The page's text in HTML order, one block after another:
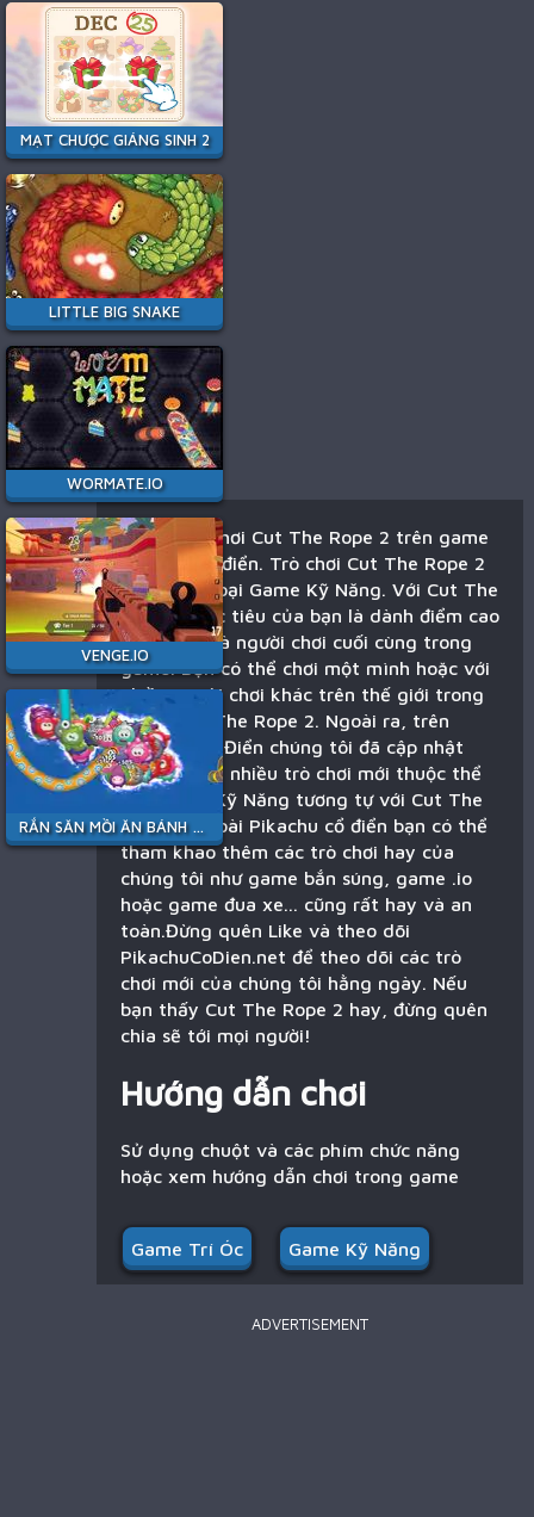
MẠT CHƯỢC GIÁNG SINH 2
LITTLE BIG SNAKE
WORMATE.IO
VENGE.IO
RẮN SĂN MỒI ĂN BÁNH KẸO
Bạn đang chơi Cut The Rope 2 trên game
Pikachu cổ điển. Trò chơi Cut The Rope 2
thuộc thể loại Game Kỹ Năng. Với Cut The
Rope 2 mục tiêu của bạn là dành điểm cao
nhất hoặc là người chơi cuối cùng trong
game. Bạn có thể chơi một mình hoặc với
nhiều người chơi khác trên thế giới trong
game Cut The Rope 2. Ngoài ra, trên
Pikachu Cổ Điển chúng tôi đã cập nhật
gần đây rất nhiều trò chơi mới thuộc thể
loại Game Kỹ Năng tương tự với Cut The
Rope 2. Ngoài Pikachu cổ điển bạn có thể
tham khao thêm các trò chơi hay của
chúng tôi như game bắn súng, game .io
hoặc game đua xe... cũng rất hay và an
toàn.Đừng quên Like và theo dõi
PikachuCoDien.net để theo dõi các trò
chơi mới của chúng tôi hằng ngày. Nếu
bạn thấy Cut The Rope 2 hay, đừng quên
chia sẽ tới mọi người!
Hướng dẫn chơi
Sử dụng chuột và các phím chức năng
hoặc xem hướng dẫn chơi trong game
Game Trí Óc Game Kỹ Năng
ADVERTISEMENT